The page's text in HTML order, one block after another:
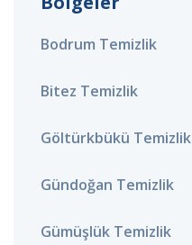
Bodrum Temizlik
Bitez Temizlik
Göltürkbükü Temizlik
Gündoğan Temizlik
Gümüşlük Temizlik